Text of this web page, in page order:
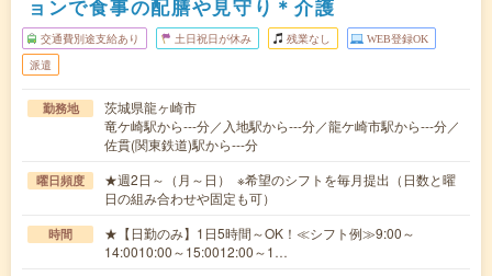
ョンで食事の配膳や見守り＊介護
交通費別途支給あり 土日祝日が休み 残業なし WEB登録OK
派遣
勤務地
茨城県龍ヶ崎市
竜ケ崎駅から---分／入地駅から---分／龍ケ崎市駅から---分／
佐貫(関東鉄道)駅から---分
曜日頻度
★週2日～（月～日） ※希望のシフトを毎月提出（日数と曜
日の組み合わせや固定も可）
時間
★【日勤のみ】1日5時間～OK！≪シフト例≫9:00～
14:0010:00～15:0012:00～1…